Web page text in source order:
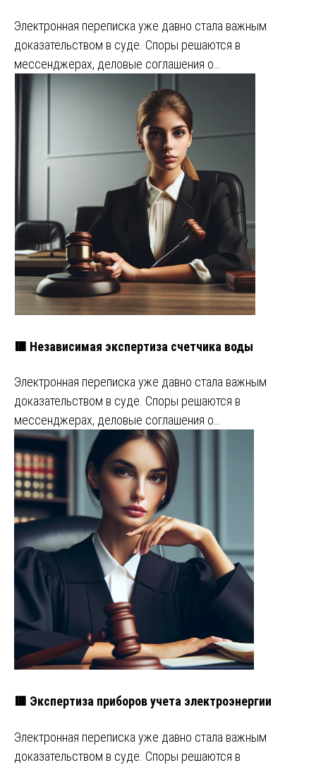
Электронная переписка уже давно стала важным
доказательством в суде. Споры решаются в
мессенджерах, деловые соглашения о…
🟥 Независимая экспертиза счетчика воды
Электронная переписка уже давно стала важным
доказательством в суде. Споры решаются в
мессенджерах, деловые соглашения о…
🟥 Экспертиза приборов учета электроэнергии
Электронная переписка уже давно стала важным
доказательством в суде. Споры решаются в